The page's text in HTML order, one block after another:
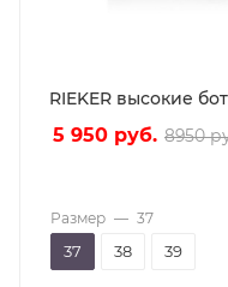
RIEKER высокие
5 950 руб. 8950
Размер — 37
37 38 39